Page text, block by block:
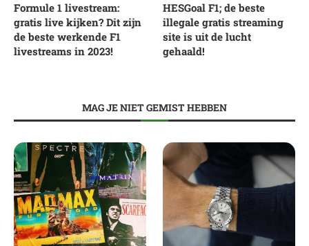
Formule 1 livestream:
gratis live kijken? Dit zijn
de beste werkende F1
livestreams in 2023!
HESGoal F1; de beste
illegale gratis streaming
site is uit de lucht
gehaald!
MAG JE NIET GEMIST HEBBEN